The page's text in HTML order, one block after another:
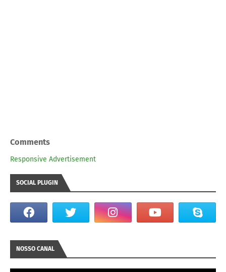
Comments
Responsive Advertisement
SOCIAL PLUGIN
NOSSO CANAL